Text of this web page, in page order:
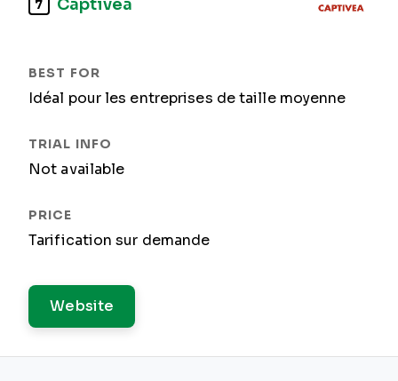
7 Captivea
Idéal pour les entreprises de taille moyenne
Not available
Tarification sur demande
Website